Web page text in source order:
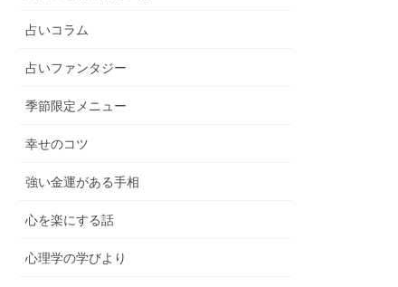
占いコラム
占いファンタジー
季節限定メニュー
幸せのコツ
強い金運がある手相
心を楽にする話
心理学の学びより